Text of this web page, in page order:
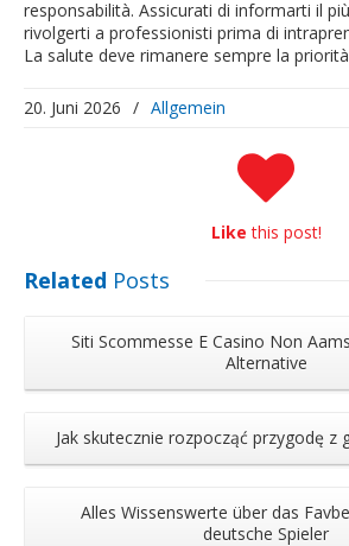
responsabilità. Assicurati di informarti il
rivolgerti a professionisti prima di
La salute deve rimanere sempre la
20. Juni 2026 / Allgemein
Like this post!
Related Posts
Siti Scommesse E Casino Non
Alternative
Jak skutecznie rozpocząć przygodę z
Alles Wissenswerte über das
deutsche Spieler